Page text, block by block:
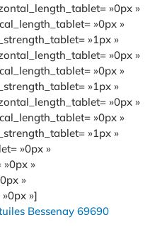
»0px »
»0px »
»1px »
»0px »
»0px »
»1px »
»0px »
»0px »
»1px »
»0px »
»
»
»]
Bessenay 69690